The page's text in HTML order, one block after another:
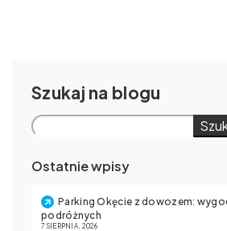
Szukaj
Ostatnie wpisy
Parking Okęcie z dowozem:
podróżnych
7 SIERPNIA, 2026